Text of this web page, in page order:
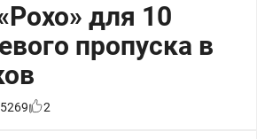
для 10
пропуска в
5269 2